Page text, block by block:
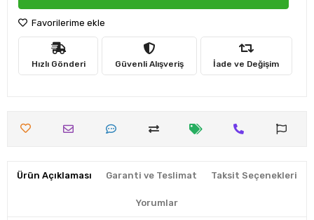
Favorilerime ekle
Hızlı Gönderi Güvenli Alışveriş İade ve Değişim
Ürün Açıklaması Garanti ve Teslimat Taksit Seçenekleri
Yorumlar